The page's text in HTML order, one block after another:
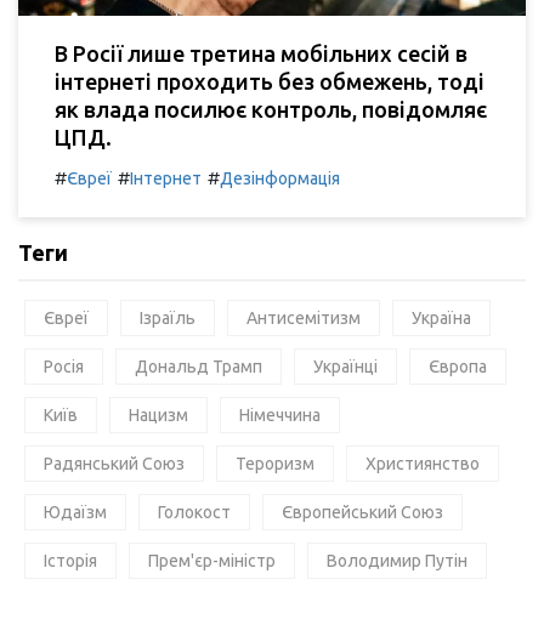
В Росії лише третина мобільних сесій в
інтернеті проходить без обмежень, тоді
як влада посилює контроль, повідомляє
ЦПД.
#Євреї #Інтернет #Дезінформація
Теги
Євреї Ізраїль Антисемітизм Україна
Росія Дональд Трамп Українці Європа
Київ Нацизм Німеччина
Радянський Союз Тероризм Християнство
Юдаїзм Голокост Європейський Союз
Історія Прем'єр-міністр Володимир Путін